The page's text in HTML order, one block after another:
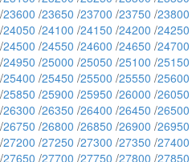
/23600 /23650 /23700 /23750 /23800
/24050 /24100 /24150 /24200 /24250
/24500 /24550 /24600 /24650 /24700
/24950 /25000 /25050 /25100 /25150
/25400 /25450 /25500 /25550 /25600
/25850 /25900 /25950 /26000 /26050
/26300 /26350 /26400 /26450 /26500
/26750 /26800 /26850 /26900 /26950
/27200 /27250 /27300 /27350 /27400
/27650 /27700 /27750 /27800 /27850